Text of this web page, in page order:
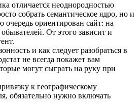
отличается неоднородностью
собрать семантическое ядро, но и
очередь ориентирован сайт: на
От этого зависит и
и как следует разобраться в
не всегда покажет вам
могут сыграть на руку при
к географическому
обязательно нужно включать